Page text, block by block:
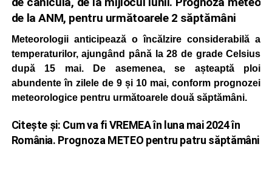
de la ANM, pentru următoarele 2 săptămâni
Meteorologii anticipează o încălzire considerabilă a
temperaturilor, ajungând până la 28 de grade Celsius
după 15 mai. De asemenea, se așteaptă ploi
abundente în zilele de 9 și 10 mai, conform prognozei
meteorologice pentru următoarele două săptămâni.
Citește și: Cum va fi VREMEA în luna mai 2024 în
România. Prognoza METEO pentru patru săptămâni